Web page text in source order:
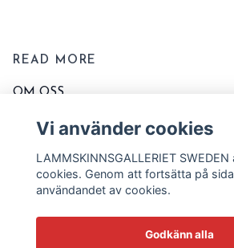
READ MORE
OM OSS
KÖPVILLKOR
TVÄTT OCH SKÖTSELRÅD
STORLEKSSCHEMA
Vi använder cookies
LAMMSKINNSGALLERIET SWEDEN
cookies. Genom att fortsätta på
användandet av cookies.
Godkänn alla